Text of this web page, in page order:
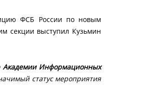
ФСБ России по новым
секции выступил Кузьмин
Академии Информационных
статус мероприятия